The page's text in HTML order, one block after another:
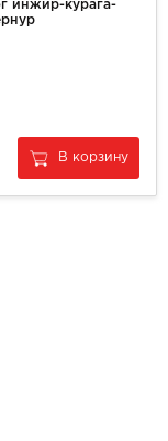
инжир-курага-
В корзину